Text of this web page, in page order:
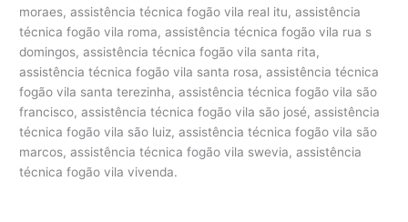
moraes, assistência técnica fogão vila real itu, assistência
técnica fogão vila roma, assistência técnica fogão vila rua s
domingos, assistência técnica fogão vila santa rita,
assistência técnica fogão vila santa rosa, assistência técnica
fogão vila santa terezinha, assistência técnica fogão vila são
francisco, assistência técnica fogão vila são josé, assistência
técnica fogão vila são luiz, assistência técnica fogão vila são
marcos, assistência técnica fogão vila swevia, assistência
técnica fogão vila vivenda.